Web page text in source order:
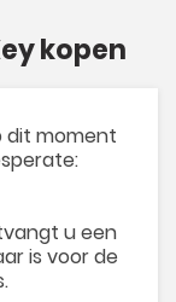
kopen
dit moment
u een
is voor de